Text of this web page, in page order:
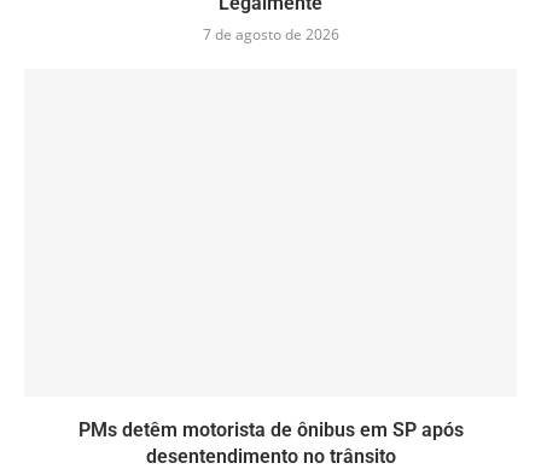
7 de agosto de 2026
PMs detêm motorista de ônibus em SP após
desentendimento no trânsito